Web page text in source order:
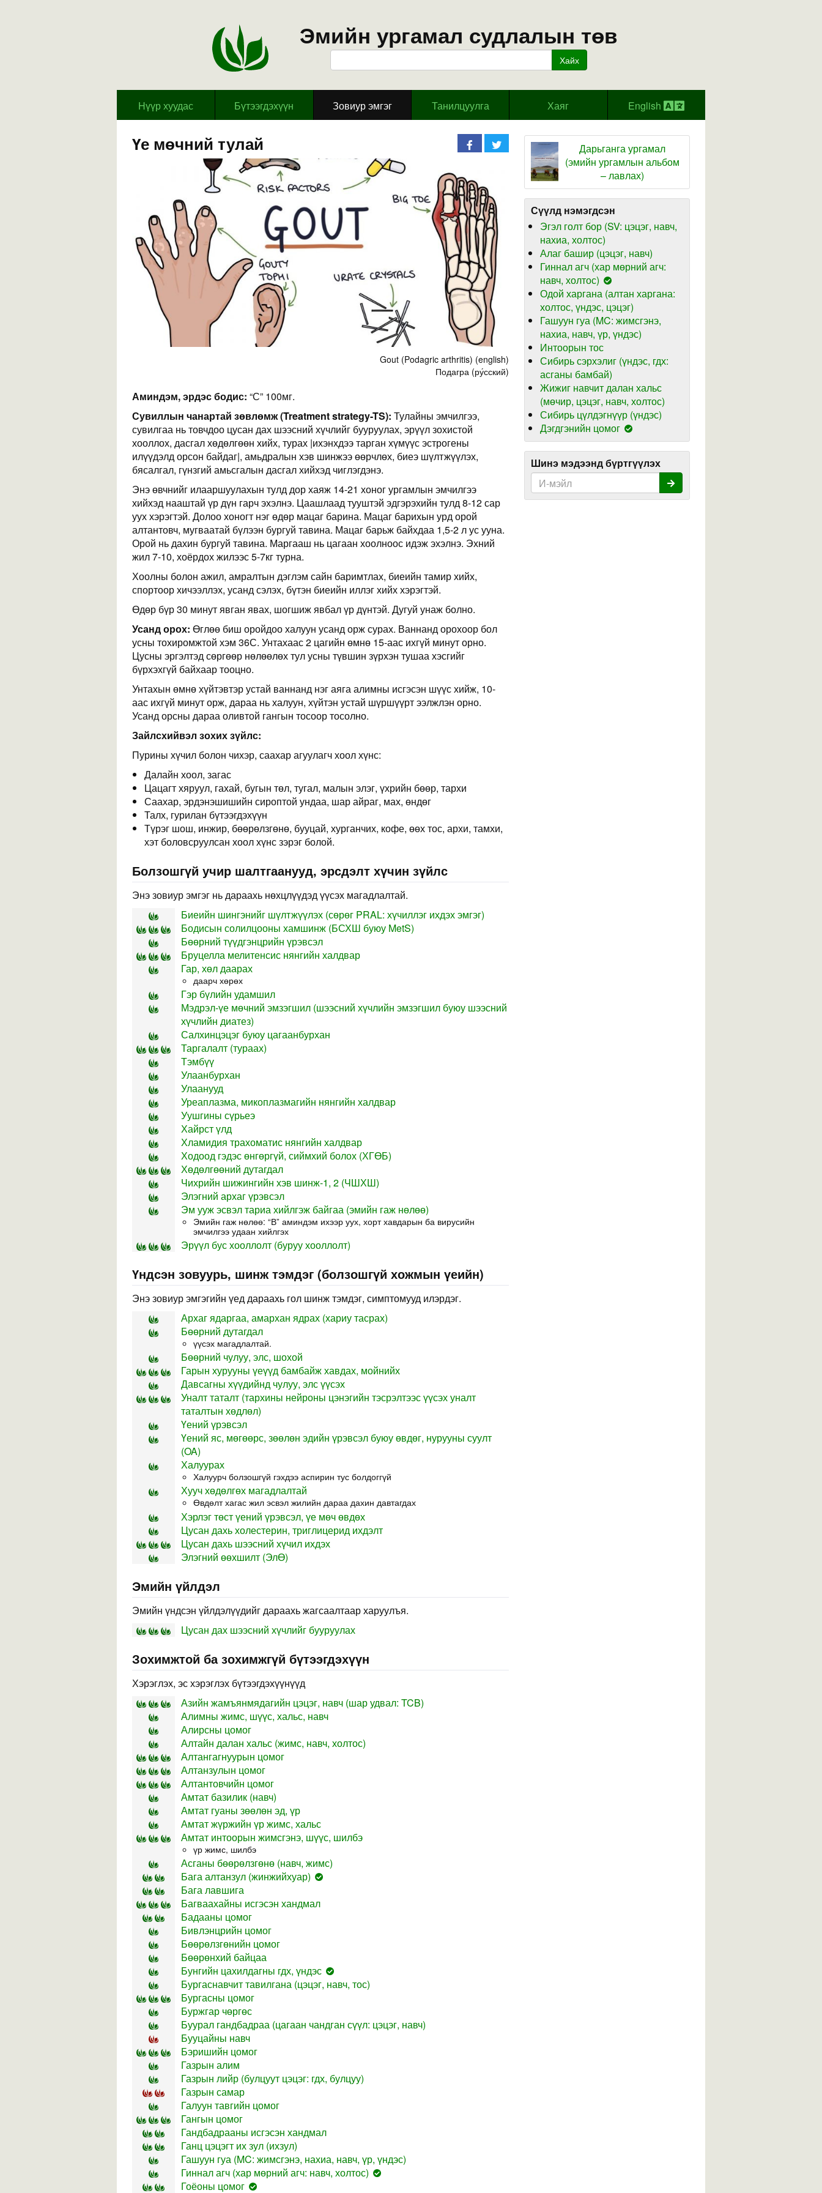
Эмийн ургамал судлалын төв
Хайх
Hүүр хуудас Бүтээгдэхүүн Зовиур эмгэг Танилцуулга Хаяг English
Үе мөчний тулай
Gout (Podagric arthritis) (english)
Подагра (ру́сский)
Аминдэм, эрдэс бодис: “С” 100мг.
Сувиллын чанартай зөвлөмж (Treatment strategy-TS): Тулайны эмчилгээ,
сувилгаа нь товчдоо цусан дах шээсний хүчлийг бууруулах, эрүүл зохистой
хооллох, дасгал хөдөлгөөн хийх, турах |ихэнхдээ тарган хүмүүс эстрогены
илүүдэлд орсон байдаг|, амьдралын хэв шинжээ өөрчлөх, биеэ шүлтжүүлэх,
бясалгал, гүнзгий амьсгалын дасгал хийхэд чиглэгдэнэ.
Энэ өвчнийг илааршуулахын тулд дор хаяж 14-21 хоног ургамлын эмчилгээ
хийхэд нааштай үр дүн гарч эхэлнэ. Цаашлаад тууштэй эдгэрэхийн тулд 8-12 сар
уух хэрэгтэй. Долоо хоногт нэг өдөр мацаг барина. Мацаг барихын урд орой
алтантовч, мугваатай бүлээн бургуй тавина. Мацаг барьж байхдаа 1,5-2 л ус ууна.
Орой нь дахин бургуй тавина. Маргааш нь цагаан хоолноос идэж эхэлнэ. Эхний
жил 7-10, хоёрдох жилээс 5-7кг турна.
Хоолны болон ажил, амралтын дэглэм сайн баримтлах, биеийн тамир хийх,
спортоор хичээллэх, усанд сэлэх, бүтэн биеийн иллэг хийх хэрэгтэй.
Өдөр бүр 30 минут явган явах, шогшиж явбал үр дүнтэй. Дугуй унаж болно.
Усанд орох: Өглөө биш оройдоо халуун усанд орж сурах. Ваннанд орохоор бол
усны тохиромжтой хэм 36С. Унтахаас 2 цагийн өмнө 15-аас ихгүй минут орно.
Цусны эргэлтэд сөргөөр нөлөөлөх тул усны түвшин зүрхэн тушаа хэсгийг
бүрхэхгүй байхаар тооцно.
Унтахын өмнө хүйтэвтэр устай ваннанд нэг аяга алимны исгэсэн шүүс хийж, 10-
аас ихгүй минут орж, дараа нь халуун, хүйтэн устай шүршүүрт ээлжлэн орно.
Усанд орсны дараа оливтой гангын тосоор тосолно.
Зайлсхийвэл зохих зүйлс:
Пурины хүчил болон чихэр, саахар агуулагч хоол хүнс:
Далайн хоол, загас
Цацагт хяруул, гахай, бугын төл, тугал, малын элэг, үхрийн бөөр, тархи
Саахар, эрдэнэшишийн сироптой ундаа, шар айраг, мах, өндөг
Талх, гурилан бүтээгдэхүүн
Түрэг шош, инжир, бөөрөлзгөнө, бууцай, хурганчих, кофе, өөх тос, архи, тамхи,
хэт боловсруулсан хоол хүнс зэрэг болой.
Болзошгүй учир шалтгаанууд, эрсдэлт хүчин зүйлс
Энэ зовиур эмгэг нь дараахь нөхцлүүдэд үүсэх магадлалтай.
Биеийн шингэнийг шүлтжүүлэх (сөрөг PRAL: хүчиллэг ихдэх эмгэг)
Бодисын солилцооны хамшинж (БСХШ буюу MetS)
Бөөрний түүдгэнцрийн үрэвсэл
Бруцелла мелитенсис нянгийн халдвар
Гар, хөл даарах
даарч хөрөх
Гэр бүлийн удамшил
Мэдрэл-үе мөчний эмзэгшил (шээсний хүчлийн эмзэгшил буюу шээсний
хүчлийн диатез)
Салхинцэцэг буюу цагаанбурхан
Таргалалт (тураах)
Тэмбүү
Улаанбурхан
Улаанууд
Уреаплазма, микоплазмагийн нянгийн халдвар
Уушгины сүрьеэ
Хайрст үлд
Хламидия трахоматис нянгийн халдвар
Ходоод гэдэс өнгөргүй, сиймхий болох (ХГӨБ)
Хөдөлгөөний дутагдал
Чихрийн шижингийн хэв шинж-1, 2 (ЧШХШ)
Элэгний архаг үрэвсэл
Эм ууж эсвэл тариа хийлгэж байгаа (эмийн гаж нөлөө)
Эмийн гаж нөлөө: “В” аминдэм ихээр уух, хорт хавдарын ба вирусийн
эмчилгээ удаан хийлгэх
Эрүүл бус хооллолт (буруу хооллолт)
Үндсэн зовуурь, шинж тэмдэг (болзошгүй хожмын үеийн)
Энэ зовиур эмгэгийн үед дараахь гол шинж тэмдэг, симптомууд илэрдэг.
Архаг ядаргаа, амархан ядрах (хариу тасрах)
Бөөрний дутагдал
үүсэх магадлалтай.
Бөөрний чулуу, элс, шохой
Гарын хурууны үеүүд бамбайж хавдах, мойнийх
Давсагны хүүдийнд чулуу, элс үүсэх
Уналт таталт (тархины нейроны цэнэгийн тэсрэлтээс үүсэх уналт
таталтын хөдлөл)
Үений үрэвсэл
Үений яс, мөгөөрс, зөөлөн эдийн үрэвсэл буюу өвдөг, нурууны суулт
(OA)
Халуурах
Халуурч болзошгүй гэхдээ аспирин тус болдоггүй
Хууч хөдөлгөх магадлалтай
Өвдөлт хагас жил эсвэл жилийн дараа дахин давтагдах
Хэрлэг төст үений үрэвсэл, үе мөч өвдөх
Цусан дахь холестерин, триглицерид ихдэлт
Цусан дахь шээсний хүчил ихдэх
Элэгний өөхшилт (ЭлӨ)
Эмийн үйлдэл
Эмийн үндсэн үйлдэлүүдийг дараахь жагсаалтаар харуулъя.
Цусан дах шээсний хүчлийг бууруулах
Зохимжтой ба зохимжгүй бүтээгдэхүүн
Хэрэглэх, эс хэрэглэх бүтээгдэхүүнүүд
Азийн жамъянмядагийн цэцэг, навч (шар удвал: TCB)
Алимны жимс, шүүс, хальс, навч
Алирсны цомог
Алтайн далан хальс (жимс, навч, холтос)
Алтангагнуурын цомог
Алтанзулын цомог
Алтантовчийн цомог
Амтат базилик (навч)
Амтат гуаны зөөлөн эд, үр
Амтат жүржийн үр жимс, хальс
Амтат интоорын жимсгэнэ, шүүс, шилбэ
үр жимс, шилбэ
Асганы бөөрөлзгөнө (навч, жимс)
Бага алтанзул (жинжийхуар)
Бага лавшига
Багваахайны исгэсэн хандмал
Бадааны цомог
Бивлэнцрийн цомог
Бөөрөлзгөнийн цомог
Бөөрөнхий байцаа
Бунгийн цахилдагны гдх, үндэс
Бургаснавчит тавилгана (цэцэг, навч, тос)
Бургасны цомог
Буржгар чөргөс
Буурал гандбадраа (цагаан чандган сүүл: цэцэг, навч)
Бууцайны навч
Бэришийн цомог
Газрын алим
Газрын лийр (булцуут цэцэг: гдх, булцуу)
Газрын самар
Галуун тавгийн цомог
Гангын цомог
Гандбадрааны исгэсэн хандмал
Ганц цэцэгт их зул (ихзул)
Гашуун гуа (MC: жимсгэнэ, нахиа, навч, үр, үндэс)
Гиннал агч (хар мөрний агч: навч, холтос)
Гоёоны цомог
Дарьганга ургамал
(эмийн ургамлын альбом
– лавлах)
Сүүлд нэмэгдсэн
Эгэл голт бор (SV: цэцэг, навч,
нахиа, холтос)
Алаг башир (цэцэг, навч)
Гиннал агч (хар мөрний агч:
навч, холтос)
Одой харгана (алтан харгана:
холтос, үндэс, цэцэг)
Гашуун гуа (MC: жимсгэнэ,
нахиа, навч, үр, үндэс)
Интоорын тос
Сибирь сэрхэлиг (үндэс, гдх:
асганы бамбай)
Жижиг навчит далан хальс
(мөчир, цэцэг, навч, холтос)
Сибирь цүлдэгнүүр (үндэс)
Дэгдгэнийн цомог
Шинэ мэдээнд бүртгүүлэх